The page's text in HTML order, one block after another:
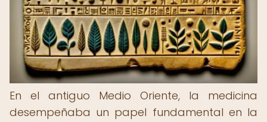
En el antiguo Medio Oriente, la medicina
desempeñaba un papel fundamental en la